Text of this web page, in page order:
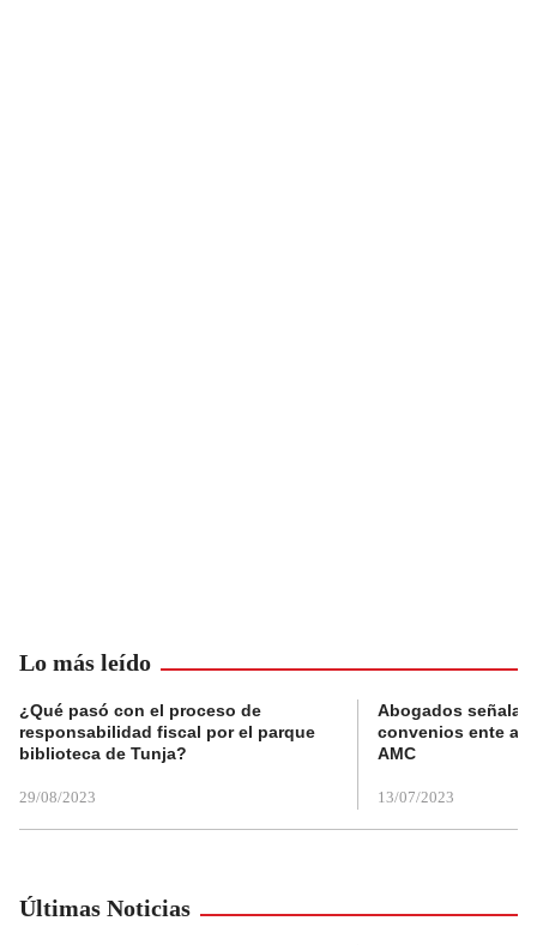
Lo más leído
¿Qué pasó con el proceso de
responsabilidad fiscal por el parque
biblioteca de Tunja?
29/08/2023
Abogados
convenios ente
AMC
13/07/2023
Últimas Noticias